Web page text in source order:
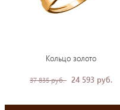
Кольцо золото
37 835 руб. 24 593 руб.